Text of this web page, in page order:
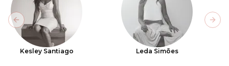
Kesley Santiago Leda Simões
Previous slide